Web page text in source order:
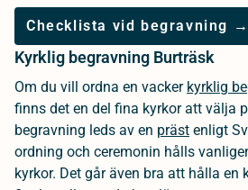
Checklista vid begravning →
Kyrklig begravning Burträsk
Om du vill ordna en vacker kyrklig
finns det en del fina kyrkor att välja
begravning leds av en präst enligt
ordning och ceremonin hålls
kyrkor. Det går även bra att hålla en